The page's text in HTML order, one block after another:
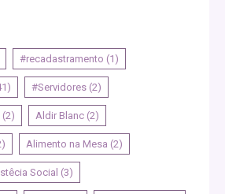
#recadastramento (1)
#Servidores (2)
(2) Aldir Blanc (2)
Alimento na Mesa (2)
Social (3)